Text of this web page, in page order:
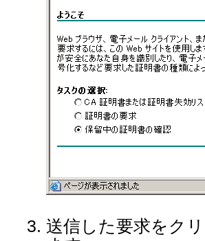
送信した要求をク